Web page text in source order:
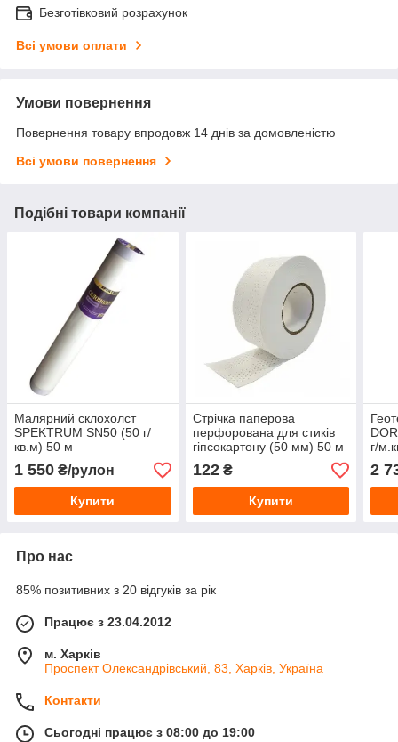
Безготівковий розрахунок
Всі умови оплати
Умови повернення
Повернення товару впродовж 14 днів за домовленістю
Всі умови повернення
Подібні товари компанії
Малярний склохолст
SPEKTRUM SN50 (50 г/
кв.м) 50 м
1 550 ₴/рулон
Купити
Стрічка паперова
перфорована для стиків
гіпсокартону (50 мм) 50 м
122₴
Купити
г/
2
Про нас
85% позитивних з 20 відгуків за рік
Працює з 23.04.2012
м. Харків
Проспект Олександрівський, 83, Харків, Україна
Контакти
Сьогодні працює з 08:00 до 19:00